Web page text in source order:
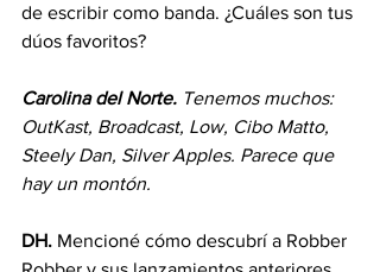
de escribir como banda. ¿Cuáles son tus
dúos favoritos?
Carolina del Norte. Tenemos muchos:
OutKast, Broadcast, Low, Cibo Matto,
Steely Dan, Silver Apples. Parece que
hay un montón.
DH. Mencioné cómo descubrí a Robber